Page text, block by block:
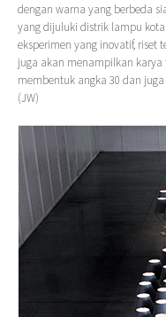
dengan warna yang berbeda
yang dijuluki distrik lampu
eksperimen yang inovatif,
juga akan menampilkan karya
membentuk angka 30 dan
(JW)